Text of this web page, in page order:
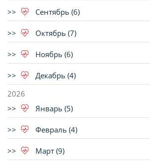
Сентябрь (6)
Октябрь (7)
Ноябрь (6)
Декабрь (4)
2026
Январь (5)
Февраль (4)
Март (9)